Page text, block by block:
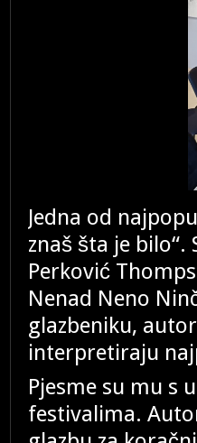
Jedna od
znaš šta je
Perković
Nenad Neno
glazbeniku,
interpretiraju
Pjesme su mu s
festivalima.